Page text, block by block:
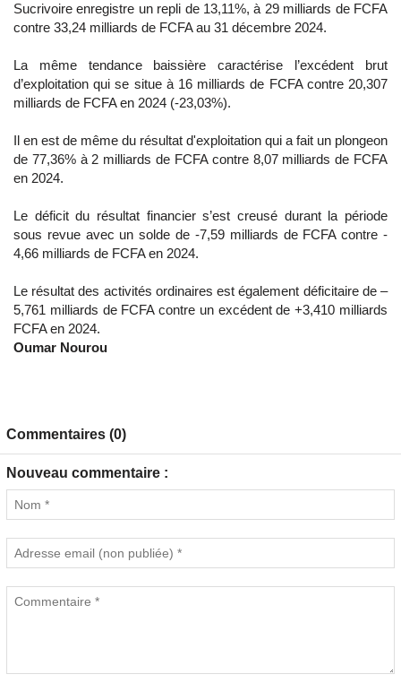
Sucrivoire enregistre un repli de 13,11%, à 29 milliards de FCFA
contre 33,24 milliards de FCFA au 31 décembre 2024.
La même tendance baissière caractérise l’excédent brut
d’exploitation qui se situe à 16 milliards de FCFA contre 20,307
milliards de FCFA en 2024 (-23,03%).
Il en est de même du résultat d'exploitation qui a fait un plongeon
de 77,36% à 2 milliards de FCFA contre 8,07 milliards de FCFA
en 2024.
Le déficit du résultat financier s’est creusé durant la période
sous revue avec un solde de -7,59 milliards de FCFA contre -
4,66 milliards de FCFA en 2024.
Le résultat des activités ordinaires est également déficitaire de –
5,761 milliards de FCFA contre un excédent de +3,410 milliards
FCFA en 2024.
Oumar Nourou
Commentaires (0)
Nouveau commentaire :